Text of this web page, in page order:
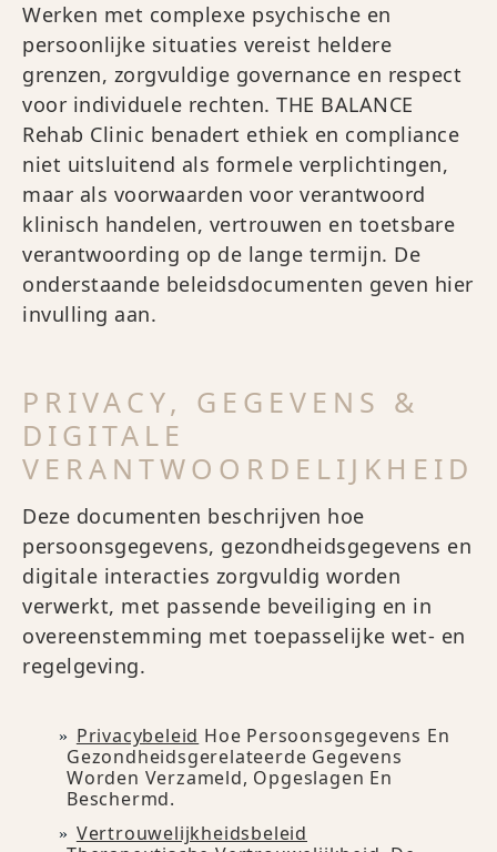
Werken met complexe psychische en
persoonlijke situaties vereist heldere
grenzen, zorgvuldige governance en respect
voor individuele rechten. THE BALANCE
Rehab Clinic benadert ethiek en compliance
niet uitsluitend als formele verplichtingen,
maar als voorwaarden voor verantwoord
klinisch handelen, vertrouwen en toetsbare
verantwoording op de lange termijn. De
onderstaande beleidsdocumenten geven hier
invulling aan.
PRIVACY, GEGEVENS &
DIGITALE
VERANTWOORDELIJKHEID
Deze documenten beschrijven hoe
persoonsgegevens, gezondheidsgegevens en
digitale interacties zorgvuldig worden
verwerkt, met passende beveiliging en in
overeenstemming met toepasselijke wet- en
regelgeving.
Privacybeleid Hoe Persoonsgegevens En
Gezondheidsgerelateerde Gegevens
Worden Verzameld, Opgeslagen En
Beschermd.
Vertrouwelijkheidsbeleid